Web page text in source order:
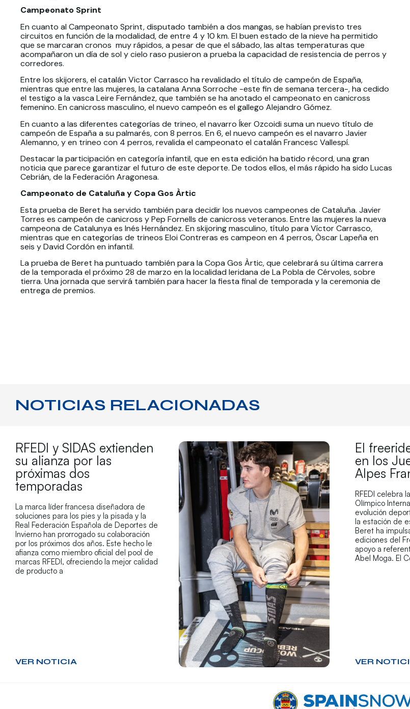
Campeonato Sprint
En cuanto al Campeonato Sprint, disputado también a dos mangas, se habían previsto tres
circuitos en función de la modalidad, de entre 4 y 10 km. El buen estado de la nieve ha permitido
que se marcaran cronos muy rápidos, a pesar de que el sábado, las altas temperaturas que
acompañaron un día de sol y cielo raso pusieron a prueba la capacidad de resistencia de perros y
corredores.
Entre los skijorers, el catalán Victor Carrasco ha revalidado el título de campeón de España,
mientras que entre las mujeres, la catalana Anna Sorroche -este fin de semana tercera-, ha cedido
el testigo a la vasca Leire Fernández, que también se ha anotado el campeonato en canicross
femenino. En canicross masculino, el nuevo campeón es el gallego Alejandro Gómez.
En cuanto a las diferentes categorías de trineo, el navarro Íker Ozcoidi suma un nuevo título de
campeón de España a su palmarés, con 8 perros. En 6, el nuevo campeón es el navarro Javier
Alemanno, y en trineo con 4 perros, revalida el campeonato el catalán Francesc Vallespí.
Destacar la participación en categoría infantil, que en esta edición ha batido récord, una gran
noticia que parece garantizar el futuro de este deporte. De todos ellos, el más rápido ha sido Lucas
Cebrián, de la Federación Aragonesa.
Campeonato de Cataluña y Copa Gos Àrtic
Esta prueba de Beret ha servido también para decidir los nuevos campeones de Cataluña. Javier
Torres es campeón de canicross y Pep Fornells de canicross veteranos. Entre las mujeres la nueva
campeona de Catalunya es Inés Hernández. En skijoring masculino, título para Víctor Carrasco,
mientras que en categorías de trineos Eloi Contreras es campeon en 4 perros, Òscar Lapeña en
seis y David Cordón en infantil.
La prueba de Beret ha puntuado también para la Copa Gos Àrtic, que celebrará su última carrera
de la temporada el próximo 28 de marzo en la localidad leridana de La Pobla de Cérvoles, sobre
tierra. Una jornada que servirá también para hacer la fiesta final de temporada y la ceremonia de
entrega de premios.
NOTICIAS RELACIONADAS
RFEDI y SIDAS extienden
su alianza por las
próximas dos
temporadas
La marca líder francesa diseñadora de
soluciones para los pies y la pisada y la
Real Federación Española de Deportes de
Invierno han prorrogado su colaboración
por los próximos dos años. Este hecho le
afianza como miembro oficial del pool de
marcas RFEDI, ofreciendo la mejor calidad
de producto a
VER NOTICIA
El
en los
Alpes
RFEDI celebra
Olímpico
evolución
la estación de
Beret ha
ediciones del
apoyo a
Abel Moga. El
VER